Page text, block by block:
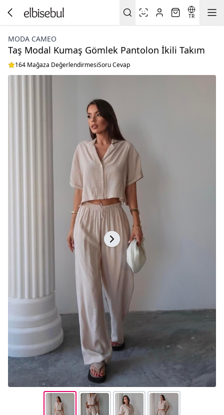
TR
MODA CAMEO
Taş Modal Kumaş Gömlek Pantolon İkili Takım
164 Mağaza DeğerlendirmesiSoru Cevap